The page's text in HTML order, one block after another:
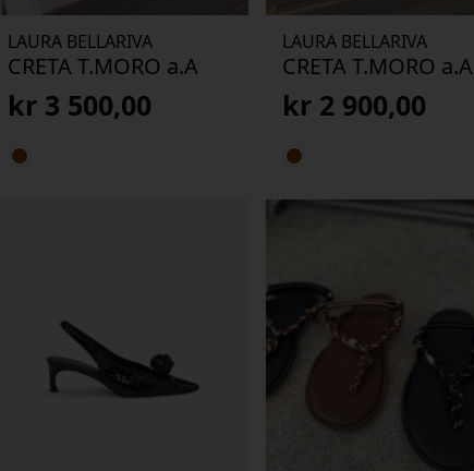
LAURA BELLARIVA
CRETA T.MORO a.A
kr 3 500,00
LAURA BELLARIVA
CRETA T.MORO a.A
kr 2 900,00